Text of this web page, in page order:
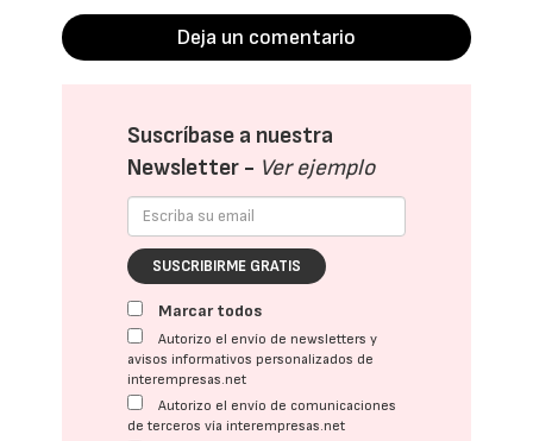
Deja un comentario
Suscríbase a nuestra
Newsletter - Ver ejemplo
SUSCRIBIRME GRATIS
Marcar todos
Autorizo el envío de newsletters y
avisos informativos personalizados de
interempresas.net
Autorizo el envío de comunicaciones
de terceros vía interempresas.net